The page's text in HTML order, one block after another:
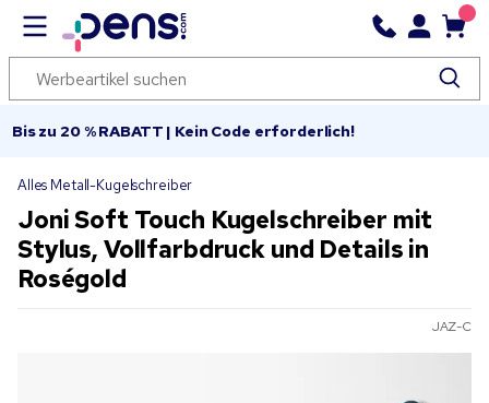
Bis zu 20 % RABATT | Kein Code erforderlich!
Alles Metall-Kugelschreiber
Joni Soft Touch Kugelschreiber mit
Stylus, Vollfarbdruck und Details in
Roségold
JAZ-C